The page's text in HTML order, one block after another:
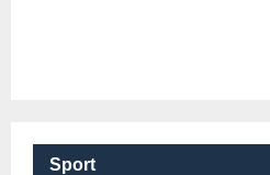
Sport